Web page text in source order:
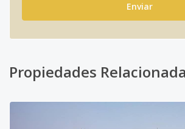
Enviar
Propiedades